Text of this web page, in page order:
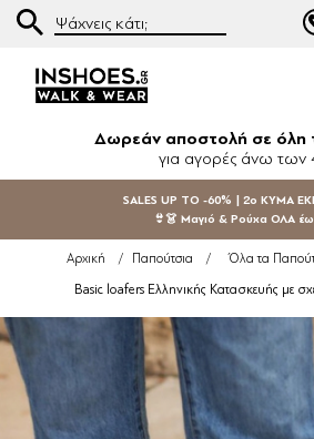
Δωρεάν αποστολή σε όλη
για αγορές άνω των
SALES UP TO -60% | 2ο ΚΥΜΑ
👙👗 Μαγιό & Ρούχα ΟΛΑ
Αρχική / Παπούτσια / Όλα τα
Basic loafers Ελληνικής Κατασκευής με